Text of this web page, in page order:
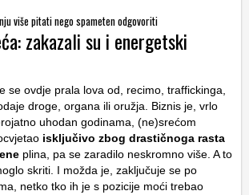
više pitati nego spameten odgovoriti
zakazali su i energetski
se ovdje prala lova od, recimo, traffickinga,
droge, organa ili oružja. Biznis je, vrlo
uhodan godinama, (ne)srećom
isključivo zbog drastičnoga rasta
plina, pa se zaradilo neskromno više. A to
skriti. I možda je, zaključuje se po
netko tko ih je s pozicije moći trebao